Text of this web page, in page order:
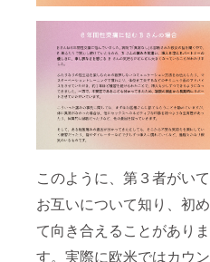
このように、第３者がいて
お互いについて知り、初め
て向き合えることがありま
す。実際に欧米ではカウン